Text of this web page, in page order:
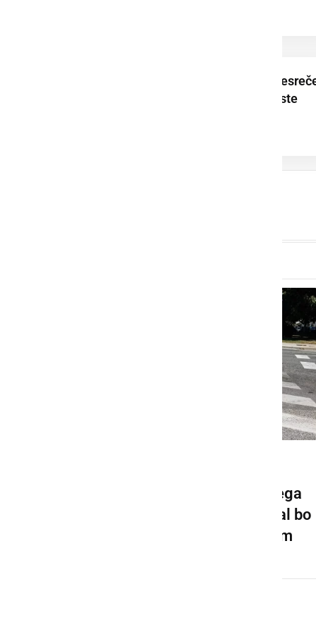
Zaradi prometne
popolna zapora ceste
Pričela se bo gradnja novega
krožišča v Ljutomeru, veljal bo
spremenjen prometni režim